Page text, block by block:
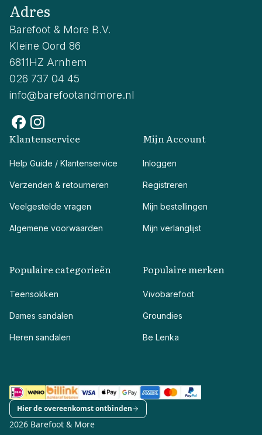
Adres
Barefoot & More B.V.
Kleine Oord 86
6811HZ Arnhem
026 737 04 45
info@barefootandmore.nl
Klantenservice
Help Guide / Klantenservice
Verzenden & retourneren
Veelgestelde vragen
Algemene voorwaarden
Mijn Account
Inloggen
Registreren
Mijn bestellingen
Mijn verlanglijst
Populaire categorieën
Teensokken
Dames sandalen
Heren sandalen
Populaire merken
Vivobarefoot
Groundies
Be Lenka
2026 Barefoot & More
Hier de overeenkomst ontbinden